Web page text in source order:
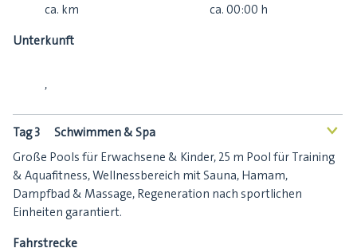
ca. km ca. 00:00 h
Unterkunft
,
Tag 3 Schwimmen & Spa <
Große Pools für Erwachsene & Kinder, 25 m Pool für Training
& Aquafitness, Wellnessbereich mit Sauna, Hamam,
Dampfbad & Massage, Regeneration nach sportlichen
Einheiten garantiert.
Fahrstrecke